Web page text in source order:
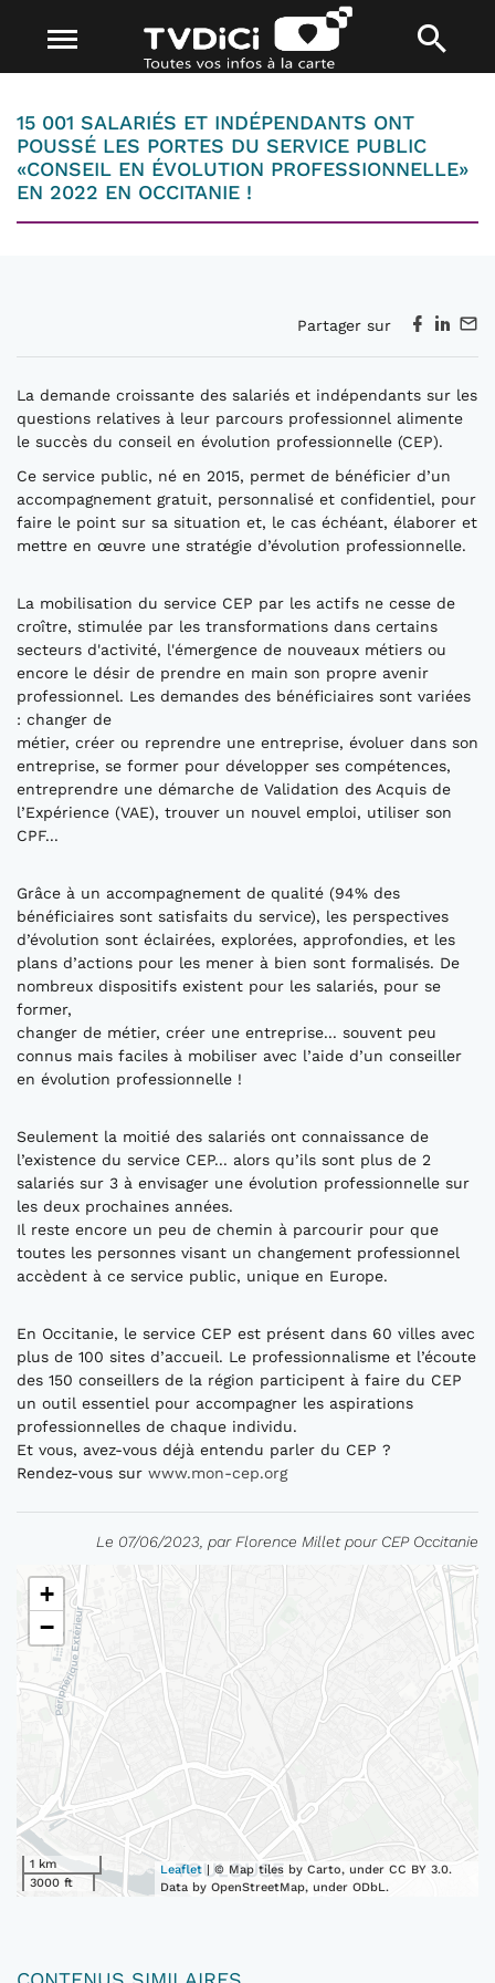
15 001 SALARIÉS ET INDÉPENDANTS ONT
POUSSÉ LES PORTES DU SERVICE PUBLIC
«CONSEIL EN ÉVOLUTION PROFESSIONNELLE»
EN 2022 EN OCCITANIE !
Partager sur
La demande croissante des salariés et indépendants sur les
questions relatives à leur parcours professionnel alimente
le succès du conseil en évolution professionnelle (CEP).
Ce service public, né en 2015, permet de bénéficier d’un
accompagnement gratuit, personnalisé et confidentiel, pour
faire le point sur sa situation et, le cas échéant, élaborer et
mettre en œuvre une stratégie d’évolution professionnelle.
La mobilisation du service CEP par les actifs ne cesse de
croître, stimulée par les transformations dans certains
secteurs d'activité, l'émergence de nouveaux métiers ou
encore le désir de prendre en main son propre avenir
professionnel. Les demandes des bénéficiaires sont variées
: changer de
métier, créer ou reprendre une entreprise, évoluer dans son
entreprise, se former pour développer ses compétences,
entreprendre une démarche de Validation des Acquis de
l’Expérience (VAE), trouver un nouvel emploi, utiliser son
CPF...
Grâce à un accompagnement de qualité (94% des
bénéficiaires sont satisfaits du service), les perspectives
d’évolution sont éclairées, explorées, approfondies, et les
plans d’actions pour les mener à bien sont formalisés. De
nombreux dispositifs existent pour les salariés, pour se
former,
changer de métier, créer une entreprise... souvent peu
connus mais faciles à mobiliser avec l’aide d’un conseiller
en évolution professionnelle !
Seulement la moitié des salariés ont connaissance de
l’existence du service CEP... alors qu’ils sont plus de 2
salariés sur 3 à envisager une évolution professionnelle sur
les deux prochaines années.
Il reste encore un peu de chemin à parcourir pour que
toutes les personnes visant un changement professionnel
accèdent à ce service public, unique en Europe.
En Occitanie, le service CEP est présent dans 60 villes avec
plus de 100 sites d’accueil. Le professionnalisme et l’écoute
des 150 conseillers de la région participent à faire du CEP
un outil essentiel pour accompagner les aspirations
professionnelles de chaque individu.
Et vous, avez-vous déjà entendu parler du CEP ?
Rendez-vous sur www.mon-cep.org
Le 07/06/2023, par Florence Millet pour CEP Occitanie
+
−
1 km
3000 ft
Leaflet | © Map tiles by Carto, under CC BY 3.0.
Data by OpenStreetMap, under ODbL.